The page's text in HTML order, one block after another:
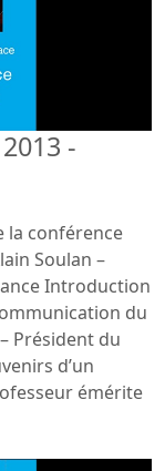
-
la conférence
Soulan –
Introduction
du
Président du
d’un
émérite